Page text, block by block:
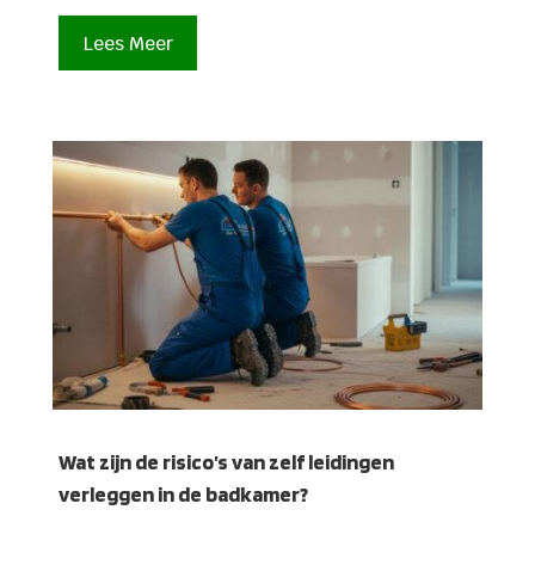
Lees Meer
Wat zijn de risico’s van zelf leidingen
verleggen in de badkamer?